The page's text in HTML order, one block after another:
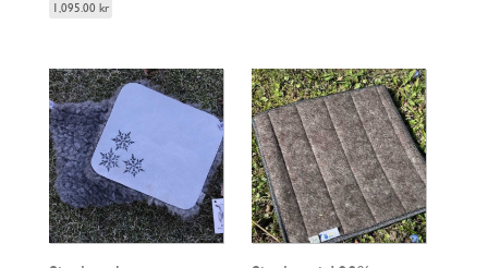
1,095.00 kr